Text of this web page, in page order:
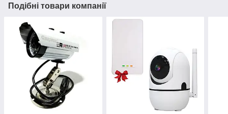
Подібні товари компанії